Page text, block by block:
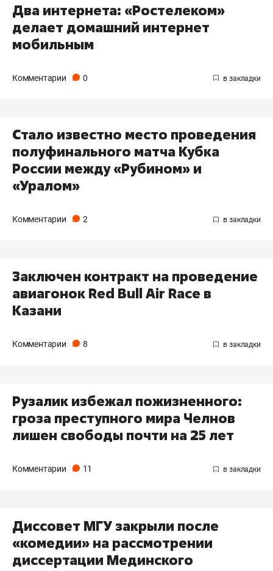
Два интернета: «Ростелеком»
делает домашний интернет
мобильным
Комментарии 0
Стало известно место проведения
полуфинального матча Кубка
России между «Рубином» и
«Уралом»
Комментарии 2
Заключен контракт на проведение
авиагонок Red Bull Air Race в
Казани
Комментарии 8
Рузалик избежал пожизненного:
гроза преступного мира Челнов
лишен свободы почти на 25 лет
Комментарии 11
Диссовет МГУ закрыли после
«комедии» на рассмотрении
диссертации Мединского